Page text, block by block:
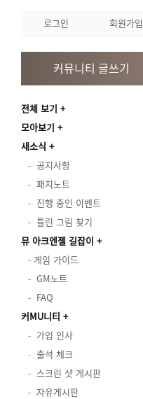
로그인 회원가입
커뮤니티 글쓰기
전체 보기
모아보기
새소식
공지사항
패치노트
진행 중인 이벤트
틀린 그림 찾기
뮤 아크엔젤 길잡이
게임 가이드
GM노트
FAQ
커MU니티
가입 인사
출석 체크
스크린 샷 게시판
자유게시판